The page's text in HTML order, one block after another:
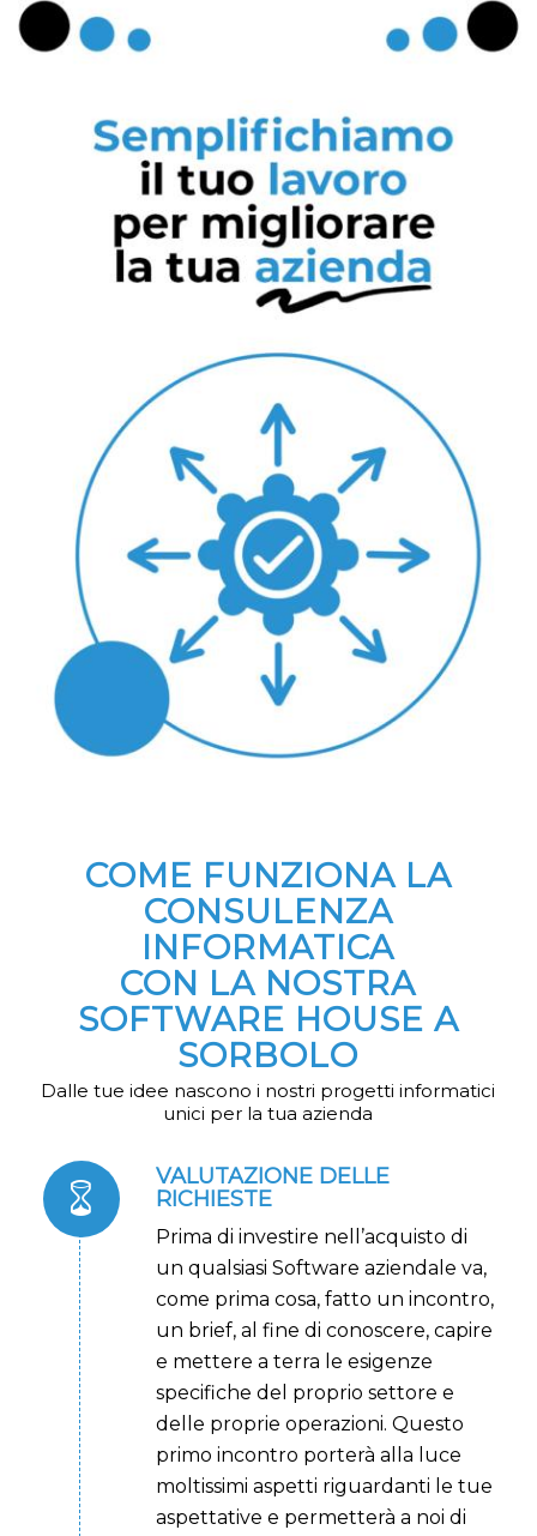
COME FUNZIONA LA
CONSULENZA
INFORMATICA
CON LA NOSTRA
SOFTWARE HOUSE A
SORBOLO
Dalle tue idee nascono i nostri progetti informatici
unici per la tua azienda
VALUTAZIONE DELLE
RICHIESTE
Prima di investire nell’acquisto di
un qualsiasi Software aziendale va,
come prima cosa, fatto un incontro,
un brief, al fine di conoscere, capire
e mettere a terra le esigenze
specifiche del proprio settore e
delle proprie operazioni. Questo
primo incontro porterà alla luce
moltissimi aspetti riguardanti le tue
aspettative e permetterà a noi di